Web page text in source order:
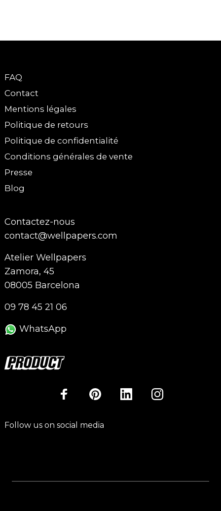
FAQ
Contact
Mentions légales
Politique de retours
Politique de confidentialité
Conditions générales de vente
Presse
Blog
Contactez-nous
contact@wellpapers.com
Atelier Wellpapers
Zamora, 45
08005 Barcelona
09 78 45 21 06
WhatsApp
Follow us on social media